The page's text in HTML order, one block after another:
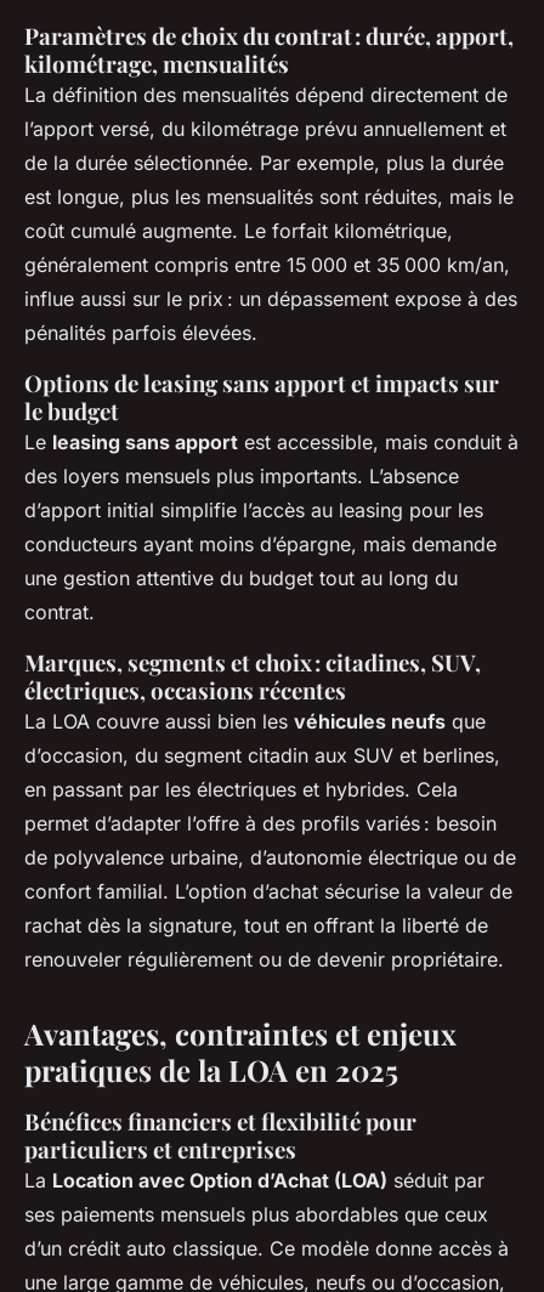
Paramètres de choix du contrat : durée, apport,
kilométrage, mensualités
La définition des mensualités dépend directement de
l’apport versé, du kilométrage prévu annuellement et
de la durée sélectionnée. Par exemple, plus la durée
est longue, plus les mensualités sont réduites, mais le
coût cumulé augmente. Le forfait kilométrique,
généralement compris entre 15 000 et 35 000 km/an,
influe aussi sur le prix : un dépassement expose à des
pénalités parfois élevées.
Options de leasing sans apport et impacts sur
le budget
Le leasing sans apport est accessible, mais conduit à
des loyers mensuels plus importants. L’absence
d’apport initial simplifie l’accès au leasing pour les
conducteurs ayant moins d’épargne, mais demande
une gestion attentive du budget tout au long du
contrat.
Marques, segments et choix : citadines, SUV,
électriques, occasions récentes
La LOA couvre aussi bien les véhicules neufs que
d’occasion, du segment citadin aux SUV et berlines,
en passant par les électriques et hybrides. Cela
permet d’adapter l’offre à des profils variés : besoin
de polyvalence urbaine, d’autonomie électrique ou de
confort familial. L’option d’achat sécurise la valeur de
rachat dès la signature, tout en offrant la liberté de
renouveler régulièrement ou de devenir propriétaire.
Avantages, contraintes et enjeux
pratiques de la LOA en 2025
Bénéfices financiers et flexibilité pour
particuliers et entreprises
La Location avec Option d’Achat (LOA) séduit par
ses paiements mensuels plus abordables que ceux
d’un crédit auto classique. Ce modèle donne accès à
une large gamme de véhicules, neufs ou d’occasion,